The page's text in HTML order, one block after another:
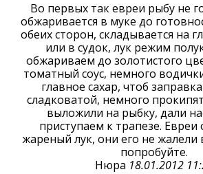
Во первых так евреи рыбу не
обжаривается в муке до
обеих сторон, складывается на
или в судок, лук режим
обжариваем до золотистого
томатный соус, немного
главное сахар, чтоб
сладковатой, немного
выложили на рыбку, дали
приступаем к трапезе.
жареный лук, они его не жалели
попробуйте.
Нюра 18.01.2012